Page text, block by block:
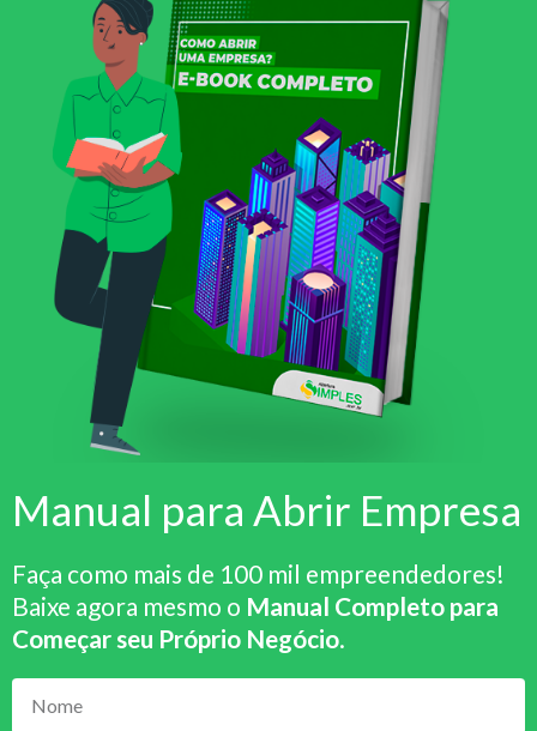
Manual para Abrir Empresa
Faça como mais de 100 mil empreendedores!
Baixe agora mesmo o Manual Completo para
Começar seu Próprio Negócio.